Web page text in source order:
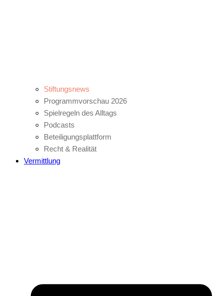
Stiftungsnews
Programmvorschau 2026
Spielregeln des Alltags
Podcasts
Beteiligungsplattform
Recht & Realität
Vermittlung